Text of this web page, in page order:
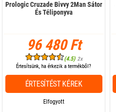
Prologic Cruzade Bivvy 2Man Sátor
És Téliponyva
96 480 Ft
(4.5) 2x
Elfogyott
Értesítsünk, ha érkezik a termékből?
ÉRTESÍTÉST KÉREK